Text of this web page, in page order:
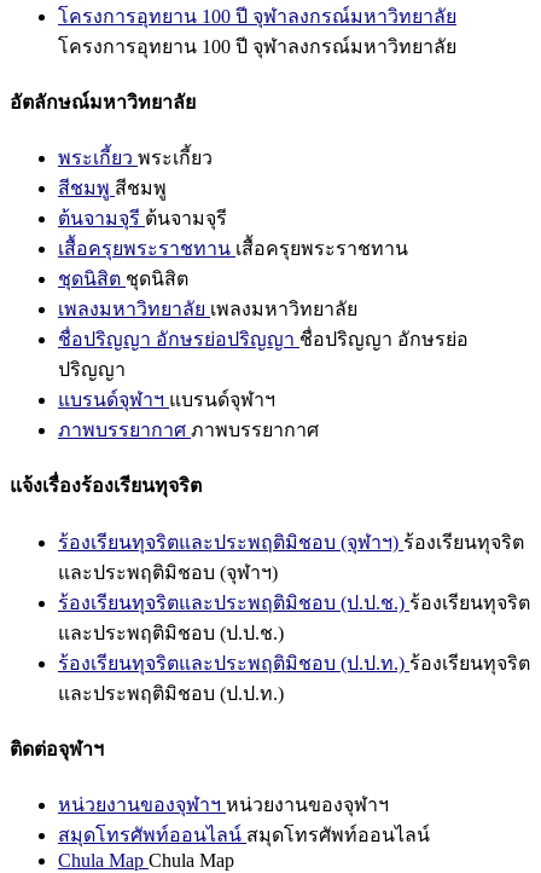
โครงการอุทยาน 100 ปี จุฬาลงกรณ์มหาวิทยาลัย
โครงการอุทยาน 100 ปี จุฬาลงกรณ์มหาวิทยาลัย
อัตลักษณ์มหาวิทยาลัย
พระเกี้ยว พระเกี้ยว
สีชมพู สีชมพู
ต้นจามจุรี ต้นจามจุรี
เสื้อครุยพระราชทาน เสื้อครุยพระราชทาน
ชุดนิสิต ชุดนิสิต
เพลงมหาวิทยาลัย เพลงมหาวิทยาลัย
ชื่อปริญญา อักษรย่อปริญญา ชื่อปริญญา อักษรย่อ
ปริญญา
แบรนด์จุฬาฯ แบรนด์จุฬาฯ
ภาพบรรยากาศ ภาพบรรยากาศ
แจ้งเรื่องร้องเรียนทุจริต
ร้องเรียนทุจริตและประพฤติมิชอบ (จุฬาฯ) ร้องเรียนทุจริต
และประพฤติมิชอบ (จุฬาฯ)
ร้องเรียนทุจริตและประพฤติมิชอบ (ป.ป.ช.) ร้องเรียนทุจริต
และประพฤติมิชอบ (ป.ป.ช.)
ร้องเรียนทุจริตและประพฤติมิชอบ (ป.ป.ท.) ร้องเรียนทุจริต
และประพฤติมิชอบ (ป.ป.ท.)
ติดต่อจุฬาฯ
หน่วยงานของจุฬาฯ หน่วยงานของจุฬาฯ
สมุดโทรศัพท์ออนไลน์ สมุดโทรศัพท์ออนไลน์
Chula Map Chula Map